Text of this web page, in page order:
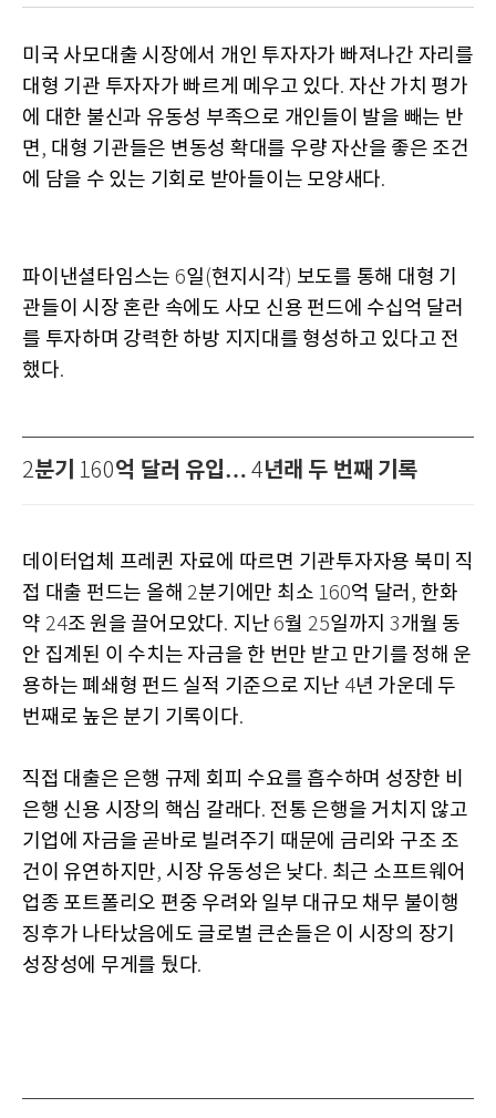
미국 사모대출 시장에서 개인 투자자가 빠져나간 자리를
대형 기관 투자자가 빠르게 메우고 있다. 자산 가치 평가
에 대한 불신과 유동성 부족으로 개인들이 발을 빼는 반
면, 대형 기관들은 변동성 확대를 우량 자산을 좋은 조건
에 담을 수 있는 기회로 받아들이는 모양새다.
파이낸셜타임스는 6일 (현지시각) 보도를 통해 대형 기
관들이 시장 혼란 속에도 사모 신용 펀드에 수십억 달러
를 투자하며 강력한 하방 지지대를 형성하고 있다고 전
했다.
2분기 160억 달러 유입… 4년래 두 번째 기록
데이터업체 프레퀸 자료에 따르면 기관투자자용 북미 직
접 대출 펀드는 올해 2분기에만 최소 160억 달러 , 한화
약 24조 원을 끌어모았다. 지난 6월 25일까지 3개월 동
안 집계된 이 수치는 자금을 한 번만 받고 만기를 정해 운
용하는 폐쇄형 펀드 실적 기준으로 지난 4년 가운데 두
번째로 높은 분기 기록이다.
직접 대출은 은행 규제 회피 수요를 흡수하며 성장한 비
은행 신용 시장의 핵심 갈래다. 전통 은행을 거치지 않고
기업에 자금을 곧바로 빌려주기 때문에 금리와 구조 조
건이 유연하지만, 시장 유동성은 낮다. 최근 소프트웨어
업종 포트폴리오 편중 우려와 일부 대규모 채무 불이행
징후가 나타났음에도 글로벌 큰손들은 이 시장의 장기
성장성에 무게를 뒀다.